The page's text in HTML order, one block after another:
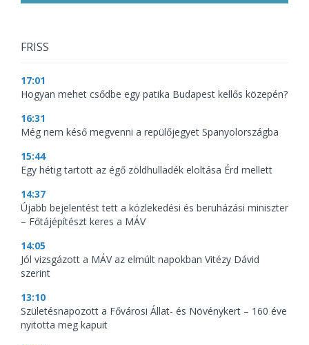
FRISS
17:01
Hogyan mehet csődbe egy patika Budapest kellős közepén?
16:31
Még nem késő megvenni a repülőjegyet Spanyolországba
15:44
Egy hétig tartott az égő zöldhulladék eloltása Érd mellett
14:37
Újabb bejelentést tett a közlekedési és beruházási miniszter
– Főtájépítészt keres a MÁV
14:05
Jól vizsgázott a MÁV az elmúlt napokban Vitézy Dávid
szerint
13:10
Születésnapozott a Fővárosi Állat- és Növénykert – 160 éve
nyitotta meg kapuit